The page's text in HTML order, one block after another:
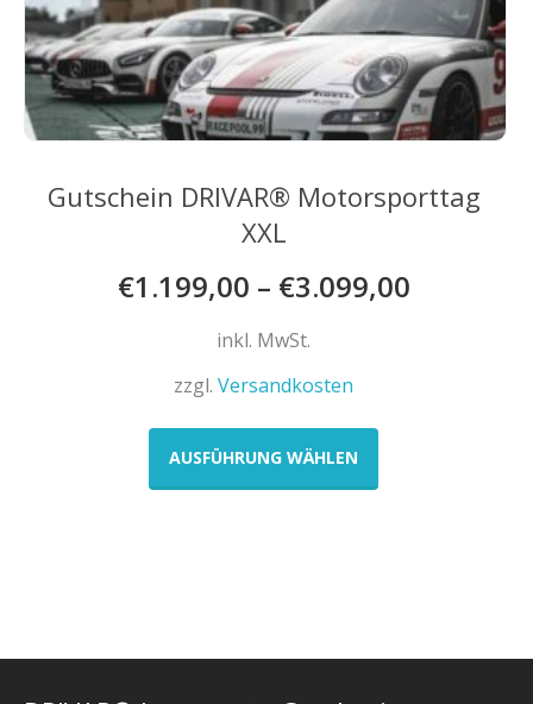
der
Produktseite
gewählt
werden
Gutschein DRIVAR® Motorsporttag
XXL
€1.199,00 – €3.099,00
inkl. MwSt.
zzgl.Versandkosten
AUSFÜHRUNG WÄHLEN
Dieses
der